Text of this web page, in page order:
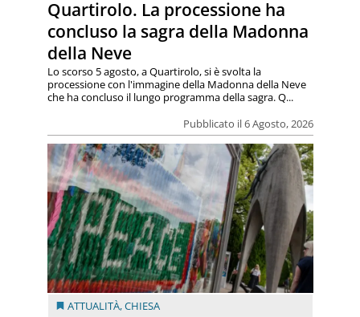
Quartirolo. La processione ha
concluso la sagra della Madonna
della Neve
Pubblicato il 6 Agosto, 2026
Lo scorso 5 agosto, a Quartirolo, si è svolta la
processione con l'immagine della Madonna della Neve
che ha concluso il lungo programma della sagra. Q...
ATTUALITÀ,CHIESA